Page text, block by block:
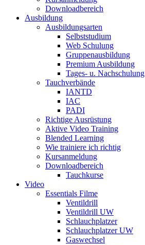
Downloadbereich
Ausbildung
Ausbildungsarten
Selbststudium
Web Schulung
Gruppenausbildung
Premium Ausbildung
Tages- u. Nachschulung
Tauchverbände
IANTD
IAC
PADI
Richtige Ausrüstung
Aktive Video Training
Blended Learning
Wie trainiere ich richtig
Kursanmeldung
Downloadbereich
Tauchkurse
Video
Essentials Filme
Ventildrill
Ventildrill UW
Schlauchplatzer
Schlauchplatzer UW
Gaswechsel